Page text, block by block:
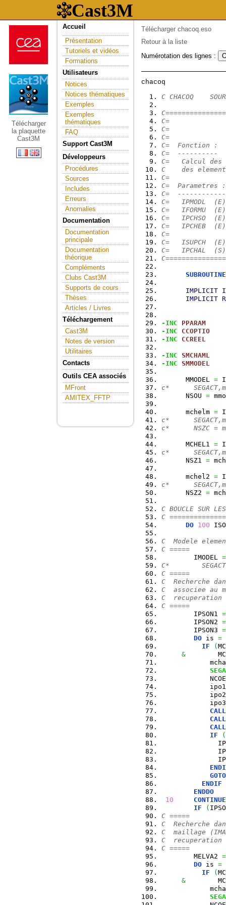
Télécharger
la plaquette
Cast3M
Accueil
Présentation
Tutoriels et vidéos
Formations
Utilisateurs
Notices
Notices thématiques
Exemples
Exemples
thématiques
FAQ
Support Cast3M
Développeurs
Procédures
Sources
Includes
Erreurs
Anomalies
Documentation
Documentation
principale
Documentation
théorique
Compléments
Clubs Cast3M
Supports de cours
Thèses
Articles / Livres
Téléchargement
Cast3M
Notes de version
Utilitaires
Contacts
Outils CEA associés
MFront
AMITEX_FFTP
Télécharger chacoq.eso
Retour à la liste
Numérotation des lignes :
C CHACOQ
C=
C=
C=
C=
C=
C=   Calcul des
C    des
C=
C=
C=
C=   IPMODL
C=   IFORMU
C=   IPCHSO
C=   IPCHEB
C=
C=   ISUPCH
C=   IPCHAL
SUBROUTINE
IMPLICIT
IMPLICIT
-INC
PPARAM
-INC
CCOPTIO
-INC
CCREEL
-INC SMCHAML
-INC SMMODEL
      MMODEL
=
c*
      NSOU
=
      mchelm
=
c*
c*      NSZC =
      MCHEL1
=
c*
      NSZ1
=
      mchel2
=
c*
      NSZ2
=
C BOUCLE SUR
C
DO 100
C  Modele
C =====
        IMODEL
=
C*
C =====
C  Recherche
C  associee au
C  recuperation
C =====
        IPSON1
=
        IPSON2
=
        IPSON3
=
DO is =
IF
(
&
CALL
CALL
CALL
IF
(
GOTO
ENDIF
ENDDO
10
CONTINUE
IF
(
C =====
C  Recherche
C  maillage
C  recuperation
C =====
        MELVA2
=
DO is =
IF
(
&